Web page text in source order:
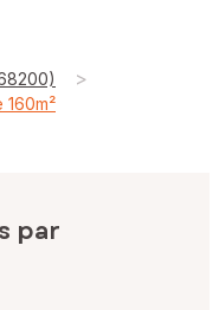
>
160m²
par